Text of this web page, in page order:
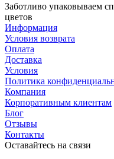
Заботливо упаковываем
цветов
Информация
Условия возврата
Оплата
Доставка
Условия
Политика
Компания
Корпоративным клиентам
Блог
Отзывы
Контакты
Оставайтесь на связи